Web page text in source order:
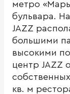
метро
бульвара.
JAZZ
большими
высокими
центр JAZZ
кв. м